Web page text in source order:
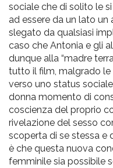
sociale che di solito le
ad essere da un lato
slegato da qualsiasi
caso che Antonia e gli
dunque alla “madre
tutto il film, malgrado
verso uno status
donna momento di
coscienza del proprio
rivelazione del sesso
scoperta di se stessa e
è che questa nuova
femminile sia possibile